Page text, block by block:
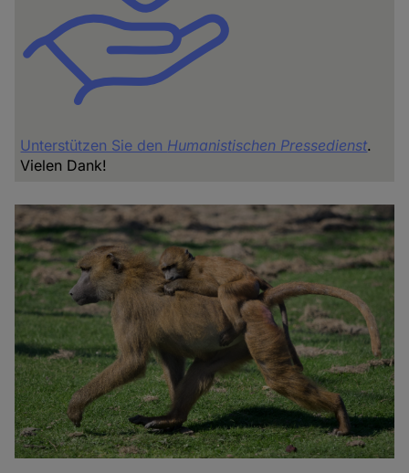
Unterstützen Sie den Humanistischen Pressedienst.
Vielen Dank!